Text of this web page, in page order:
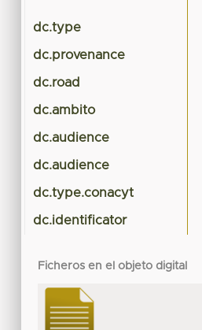
dc.type
dc.provenance
dc.road
dc.ambito
dc.audience
dc.audience
dc.type.conacyt
dc.identificator
Ficheros en el objeto digital